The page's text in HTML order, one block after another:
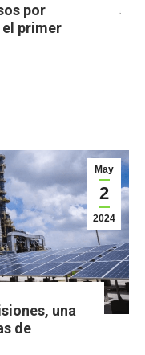
por
el primer
May
2
2024
una
de